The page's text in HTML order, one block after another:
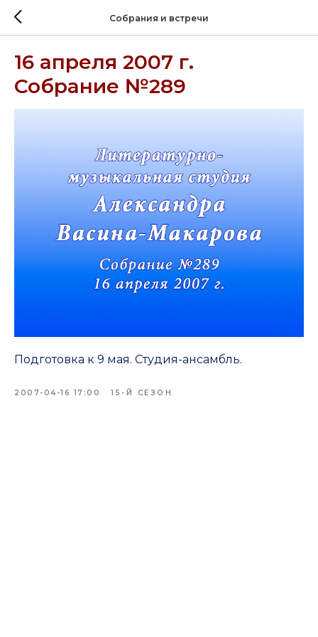
Собрания и встречи
16 апреля 2007 г.
Собрание №289
Подготовка к 9 мая. Студия-ансамбль.
2007-04-16 17:00 15-Й СЕЗОН